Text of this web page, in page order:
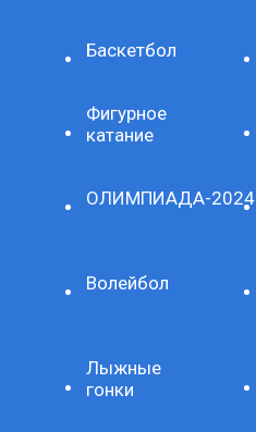
Баскетбол
Фигурное
катание
ОЛИМПИАДА-2024
Волейбол
Лыжные
гонки